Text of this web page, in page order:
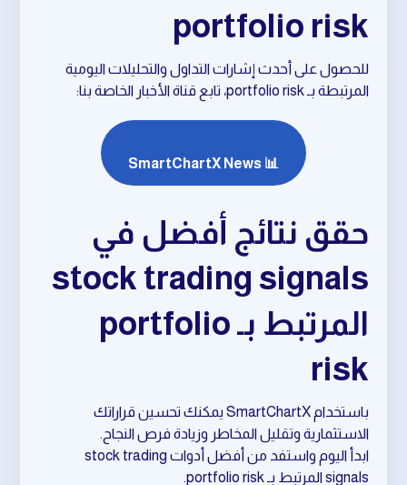
portfolio risk
للحصول على أحدث إشارات التداول والتحليلات اليومية
المرتبطة بـ portfolio risk، تابع قناة الأخبار الخاصة بنا:
📊 SmartChartX News
حقق نتائج أفضل في
stock trading signals
المرتبط بـ portfolio
risk
باستخدام SmartChartX يمكنك تحسين قراراتك
الاستثمارية وتقليل المخاطر وزيادة فرص النجاح.
ابدأ اليوم واستفد من أفضل أدوات stock trading
signals المرتبط بـ portfolio risk.